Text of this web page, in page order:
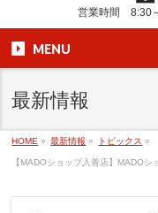
営業時間 8:30
MENU
最新情報
HOME » 最新情報 » トピックス »
【MADOショップ入善店】MADOシ